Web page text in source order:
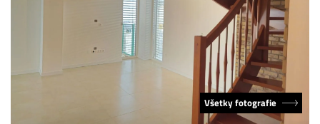
Všetky fotografie